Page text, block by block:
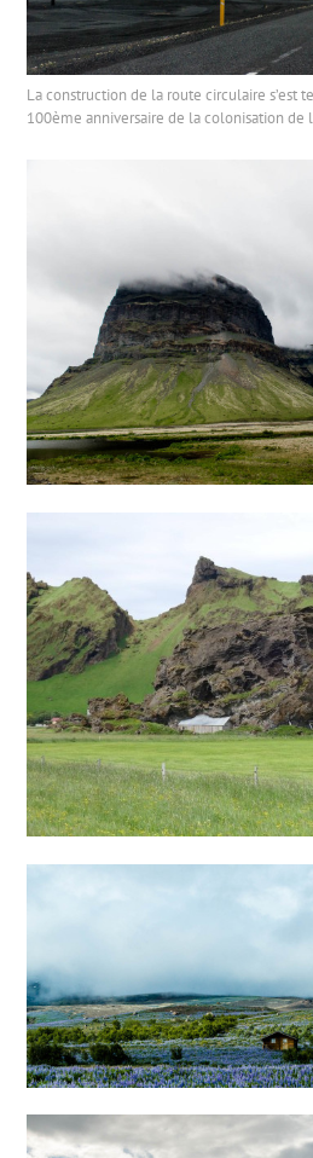
La construction de la route circulaire s’est
100ème anniversaire de la colonisation de